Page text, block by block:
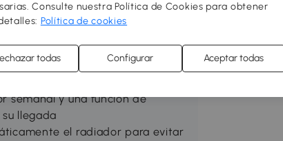
una mejor gestión
rápidamente las estancias en
cobertura
semanal y una función de
llegada
el radiador para evitar
Consulte nuestra Política de Cookies para obtener
Política de cookies
todas Configurar Aceptar todas